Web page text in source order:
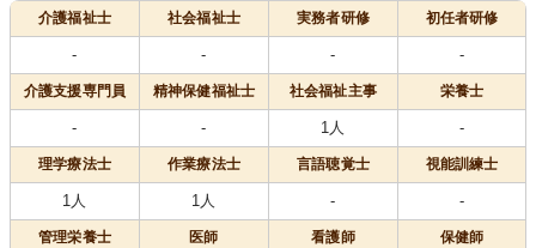
介護福祉士 社会福祉士 実務者研修 初任者研修
- - - -
介護支援専門員 精神保健福祉士 社会福祉主事 栄養士
- - 1人 -
理学療法士 作業療法士 言語聴覚士 視能訓練士
1人 1人 - -
管理栄養士 医師 看護師 保健師